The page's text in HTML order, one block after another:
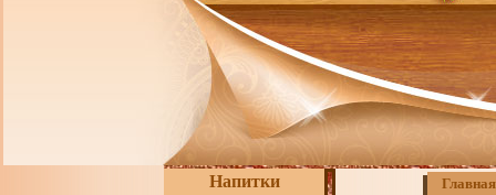
Напитки Главная